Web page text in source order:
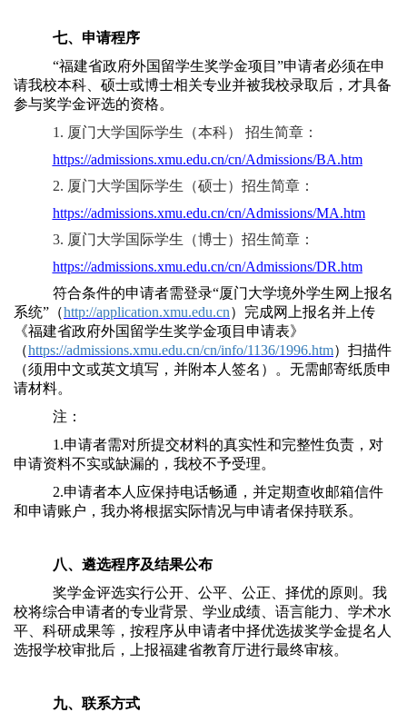
七、申请程序
“福建省政府外国留学生奖学金项目”申请者必须在申
请我校本科、硕士或博士相关专业并被我校录取后，才具备
参与奖学金评选的资格。
1. 厦门大学国际学生（本科） 招生简章：
https://admissions.xmu.edu.cn/cn/Admissions/BA.htm
2. 厦门大学国际学生（硕士）招生简章：
https://admissions.xmu.edu.cn/cn/Admissions/MA.htm
3. 厦门大学国际学生（博士）招生简章：
https://admissions.xmu.edu.cn/cn/Admissions/DR.htm
符合条件的申请者需登录“厦门大学境外学生网上报名
系统”（http://application.xmu.edu.cn）完成网上报名并上传
《福建省政府外国留学生奖学金项目申请表》
（https://admissions.xmu.edu.cn/cn/info/1136/1996.htm）扫描件
（须用中文或英文填写，并附本人签名）。无需邮寄纸质申
请材料。
注：
1.申请者需对所提交材料的真实性和完整性负责，对
申请资料不实或缺漏的，我校不予受理。
2.申请者本人应保持电话畅通，并定期查收邮箱信件
和申请账户，我办将根据实际情况与申请者保持联系。
八、遴选程序及结果公布
奖学金评选实行公开、公平、公正、择优的原则。我
校将综合申请者的专业背景、学业成绩、语言能力、学术水
平、科研成果等，按程序从申请者中择优选拔奖学金提名人
选报学校审批后，上报福建省教育厅进行最终审核。
九、联系方式